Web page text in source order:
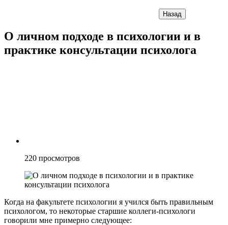
Назад
О личном подходе в психологии и в
практике консультации психолога
220 просмотров
Когда на факультете психологии я учился быть правильным
психологом, то некоторые старшие коллеги-психологи
говорили мне примерно следующее: